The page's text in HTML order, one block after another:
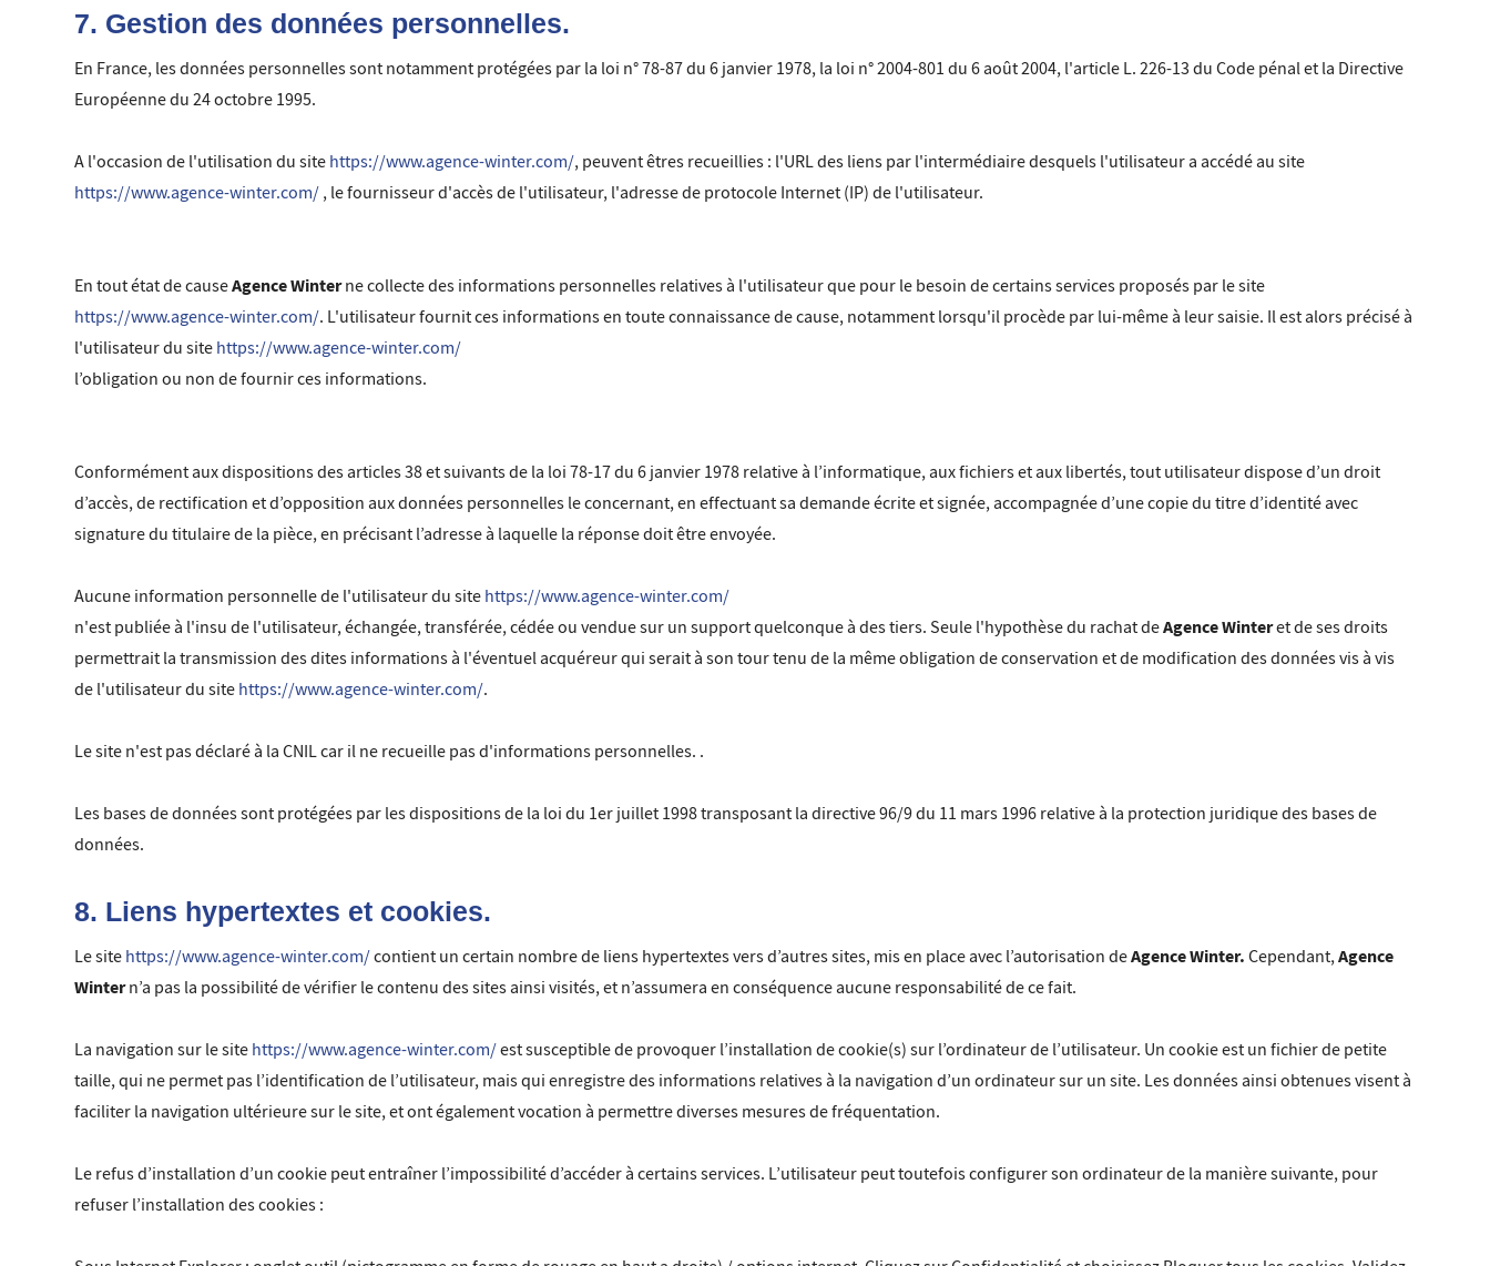
7. Gestion des données personnelles.
En France, les données personnelles sont notamment protégées par la loi n° 78-87 du 6 janvier 1978, la loi n° 2004-801 du 6 août 2004, l'article L. 226-13 du Code pénal et la Directive
Européenne du 24 octobre 1995.
A l'occasion de l'utilisation du site https://www.agence-winter.com/, peuvent êtres recueillies : l'URL des liens par l'intermédiaire desquels l'utilisateur a accédé au site
https://www.agence-winter.com/ , le fournisseur d'accès de l'utilisateur, l'adresse de protocole Internet (IP) de l'utilisateur.
En tout état de causeAgence Winterne collecte des informations personnelles relatives à l'utilisateur que pour le besoin de certains services proposés par le site
https://www.agence-winter.com/. L'utilisateur fournit ces informations en toute connaissance de cause, notamment lorsqu'il procède par lui-même à leur saisie. Il est alors précisé à
l'utilisateur du site https://www.agence-winter.com/
l’obligation ou non de fournir ces informations.
Conformément aux dispositions des articles 38 et suivants de la loi 78-17 du 6 janvier 1978 relative à l’informatique, aux fichiers et aux libertés, tout utilisateur dispose d’un droit
d’accès, de rectification et d’opposition aux données personnelles le concernant, en effectuant sa demande écrite et signée, accompagnée d’une copie du titre d’identité avec
signature du titulaire de la pièce, en précisant l’adresse à laquelle la réponse doit être envoyée.
Aucune information personnelle de l'utilisateur du site https://www.agence-winter.com/
n'est publiée à l'insu de l'utilisateur, échangée, transférée, cédée ou vendue sur un support quelconque à des tiers. Seule l'hypothèse du rachat deAgence Winteret de ses droits
permettrait la transmission des dites informations à l'éventuel acquéreur qui serait à son tour tenu de la même obligation de conservation et de modification des données vis à vis
de l'utilisateur du site https://www.agence-winter.com/.
Le site n'est pas déclaré à la CNIL car il ne recueille pas d'informations personnelles. .
Les bases de données sont protégées par les dispositions de la loi du 1er juillet 1998 transposant la directive 96/9 du 11 mars 1996 relative à la protection juridique des bases de
données.
8. Liens hypertextes et cookies.
Le site https://www.agence-winter.com/contient un certain nombre de liens hypertextes vers d’autres sites, mis en place avec l’autorisation deAgence Winter.Cependant,Agence
Wintern’a pas la possibilité de vérifier le contenu des sites ainsi visités, et n’assumera en conséquence aucune responsabilité de ce fait.
La navigation sur le site https://www.agence-winter.com/est susceptible de provoquer l’installation de cookie(s) sur l’ordinateur de l’utilisateur. Un cookie est un fichier de petite
taille, qui ne permet pas l’identification de l’utilisateur, mais qui enregistre des informations relatives à la navigation d’un ordinateur sur un site. Les données ainsi obtenues visent à
faciliter la navigation ultérieure sur le site, et ont également vocation à permettre diverses mesures de fréquentation.
Le refus d’installation d’un cookie peut entraîner l’impossibilité d’accéder à certains services. L’utilisateur peut toutefois configurer son ordinateur de la manière suivante, pour
refuser l’installation des cookies :